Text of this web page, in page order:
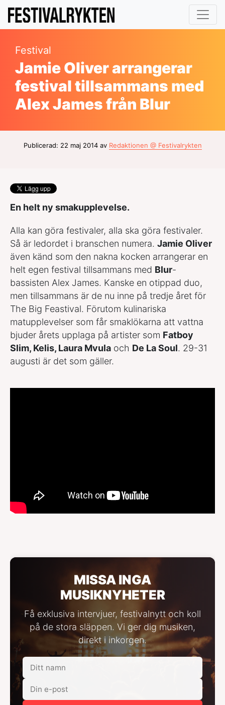
Festival
Jamie Oliver arrangerar
festival tillsammans med
Alex James från Blur
Publicerad: 22 maj 2014 av Redaktionen @ Festivalrykten
En helt ny smakupplevelse.
Alla kan göra festivaler, alla ska göra festivaler.
Så är ledordet i branschen numera. Jamie Oliver
även känd som den nakna kocken arrangerar en
helt egen festival tillsammans med Blur-
bassisten Alex James. Kanske en otippad duo,
men tillsammans är de nu inne på tredje året för
The Big Feastival. Förutom kulinariska
matupplevelser som får smaklökarna att vattna
bjuder årets upplaga på artister som Fatboy
Slim, Kelis, Laura Mvula och De La Soul. 29-31
augusti är det som gäller.
MISSA INGA
MUSIKNYHETER
Få exklusiva intervjuer, festivalnytt och koll
på de stora släppen. Vi ger dig musiken,
direkt i inkorgen.